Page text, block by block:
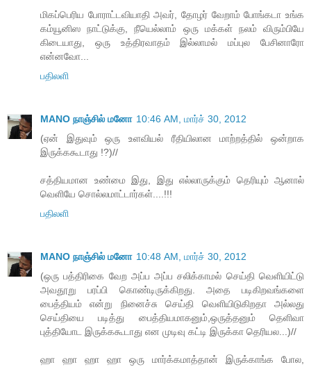
மிகப்பெரிய போராட்டவியாதி அவர், தோழர் வேறாம் போங்கடா உங்க
கம்யூனிஸ நாட்டுக்கு, நீயெல்லாம் ஒரு மக்கள் நலம் விரும்பியே
கிடையாது, ஒரு உத்திரவாதம் இல்லாமல் மப்புல பேசினாரோ
என்னவோ...
பதிலளி
MANO நாஞ்சில் மனோ 10:46 AM, மார்ச் 30, 2012
(ஏன் இதுவும் ஒரு உளவியல் ரீதியிலான மாற்றத்தில் ஒன்றாக
இருக்ககூடாது !?)//
சத்தியமான உண்மை இது, இது எல்லாருக்கும் தெரியும் ஆனால்
வெளியே சொல்லமாட்டார்கள்....!!!
பதிலளி
MANO நாஞ்சில் மனோ 10:48 AM, மார்ச் 30, 2012
(ஒரு பத்திரிகை வேற அப்ப அப்ப சலிக்காமல் செய்தி வெளியிட்டு
அவதூறு பரப்பி கொண்டிருக்கிறது. அதை படிகிறவங்களை
பைத்தியம் என்று நினைச்சு செய்தி வெளியிடுகிறதா அல்லது
செய்தியை படித்து பைத்தியமாகனும்,ஒருத்தனும் தெளிவா
புத்தியோட இருக்ககூடாது என முடிவு கட்டி இருக்கா தெரியல...)//
ஹா ஹா ஹா ஹா ஒரு மார்க்கமாத்தான் இருக்காங்க போல,